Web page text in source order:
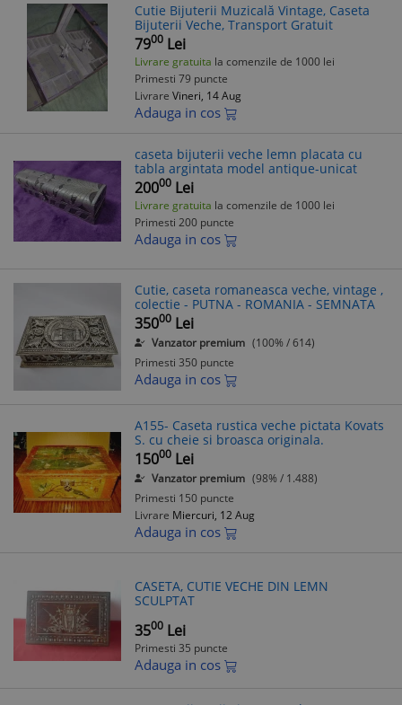
Cutie Bijuterii Muzicală Vintage, Caseta
Bijuterii Veche, Transport Gratuit
7900 Lei
Livrare gratuita la comenzile de 1000 lei
Primesti 79 puncte
Livrare Vineri, 14 Aug
Adauga in cos
caseta bijuterii veche lemn placata cu
tabla argintata model antique-unicat
20000 Lei
Livrare gratuita la comenzile de 1000 lei
Primesti 200 puncte
Adauga in cos
Cutie, caseta romaneasca veche, vintage ,
colectie - PUTNA - ROMANIA - SEMNATA
35000 Lei
Vanzator premium (100% / 614)
Primesti 350 puncte
Adauga in cos
A155- Caseta rustica veche pictata Kovats
S. cu cheie si broasca originala.
15000 Lei
Vanzator premium (98% / 1.488)
Primesti 150 puncte
Livrare Miercuri, 12 Aug
Adauga in cos
CASETA, CUTIE VECHE DIN LEMN
SCULPTAT
3500 Lei
Primesti 35 puncte
Adauga in cos